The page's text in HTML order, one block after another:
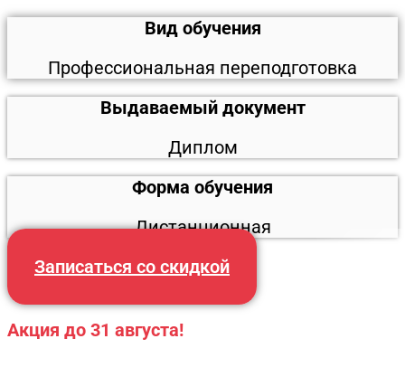
Вид обучения
Профессиональная переподготовка
Выдаваемый документ
Диплом
Форма обучения
Дистанционная
Записаться со скидкой
Акция до 31 августа!